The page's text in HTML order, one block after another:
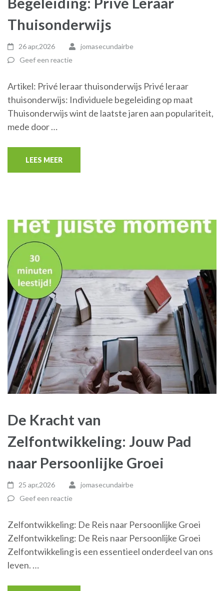
Thuisonderwijs
26 apr,2026
jomasecundairbe
Geef een reactie
Artikel: Privé leraar thuisonderwijs Privé leraar
thuisonderwijs: Individuele begeleiding op maat
Thuisonderwijs wint de laatste jaren aan populariteit,
mede door …
LEES MEER
De Kracht van
Zelfontwikkeling: Jouw Pad
naar Persoonlijke Groei
25 apr,2026
jomasecundairbe
Geef een reactie
Zelfontwikkeling: De Reis naar Persoonlijke Groei
Zelfontwikkeling: De Reis naar Persoonlijke Groei
Zelfontwikkeling is een essentieel onderdeel van ons
leven. …